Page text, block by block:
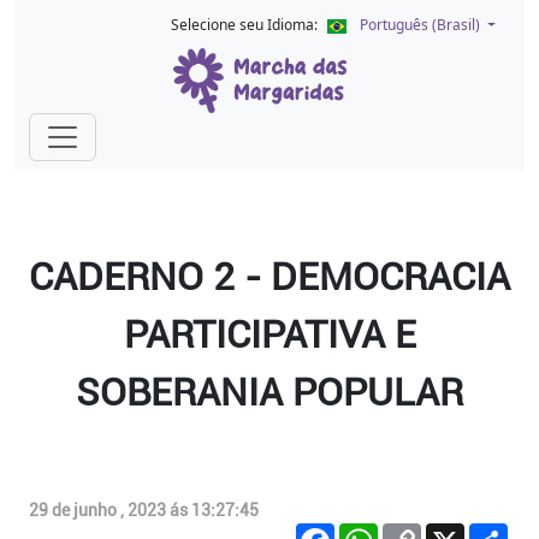
Selecione seu Idioma: Português (Brasil)
CADERNO 2 - DEMOCRACIA
PARTICIPATIVA E
SOBERANIA POPULAR
29 de junho , 2023 ás 13:27:45
FacebookWhatsApp
Copy X